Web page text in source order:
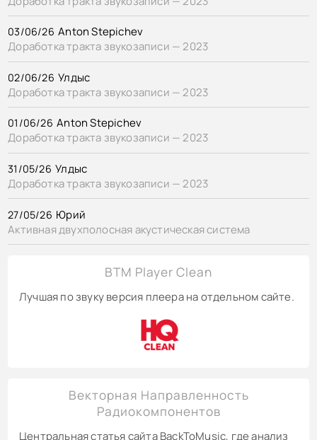
03/06/26 Anton Stepichev
Доработка тракта звукозаписи — 2023
02/06/26 Улдыс
Доработка тракта звукозаписи — 2023
01/06/26 Anton Stepichev
Доработка тракта звукозаписи — 2023
31/05/26 Улдыс
Доработка тракта звукозаписи — 2023
27/05/26 Юрий
Активная двухполосная акустическая система
BTM Player Clean
Лучшая по звуку версия плеера на отдельном сайте.
Векторная Направленность
Радиокомпонентов
Центральная статья сайта BackToMusic, где анализ